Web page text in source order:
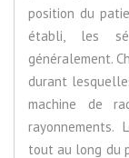
position du
établi, les
généralement.
durant
machine de
rayonnements.
tout au long du